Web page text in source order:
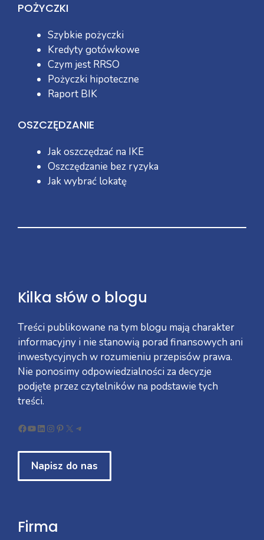
POŻYCZKI
Szybkie pożyczki
Kredyty gotówkowe
Czym jest RRSO
Pożyczki hipoteczne
Raport BIK
OSZCZĘDZANIE
Jak oszczędzać na IKE
Oszczędzanie bez ryzyka
Jak wybrać lokatę
Kilka słów o blogu
Treści publikowane na tym blogu mają charakter
informacyjny i nie stanowią porad finansowych ani
inwestycyjnych w rozumieniu przepisów prawa.
Nie ponosimy odpowiedzialności za decyzje
podjęte przez czytelników na podstawie tych
treści.
Facebook
YouTube
LinkedIn
Instagram
Pinterest
X Telegram
Napisz do nas
Firma